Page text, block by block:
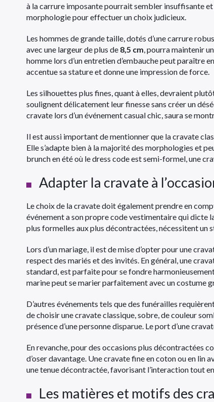
à la carrure imposante pourrait sembler insuffisante
morphologie pour effectuer un choix judicieux.
Les hommes de grande taille, dotés d’une carrure
avec une largeur de plus de 8,5 cm, pourra maintenir
homme lors d’un entretien d’embauche peut paraître
accentue sa stature et donne une impression de force.
Les silhouettes plus fines, quant à elles, devraient
soulignent délicatement leur finesse sans créer un
cravate lors d’un événement casual chic, saura se
Il est aussi important de mentionner que la cravate
Elle s’adapte bien à la majorité des morphologies et
brunch en été où le dress code est semi-formel, une
Adapter la cravate à
Le choix de la cravate doit également prendre en
événement a son propre code vestimentaire qui dicte
plus formelles aux plus décontractées, nécessitent
Lors d’un mariage, il est de mise d’opter pour une
respect des mariés et des invités. En général, une
standard, est parfaite pour se fondre
marine peut se marier parfaitement avec un costume
D’autres événements tels que des funérailles
de choisir une cravate classique, sobre, de couleur
présence d’une personne disparue. Le port d’une
En revanche, pour des occasions plus décontractées
d’oser davantage. Une cravate fine en coton ou en
une tenue décontractée, favorisant l’interaction tout
Les matières et motifs des